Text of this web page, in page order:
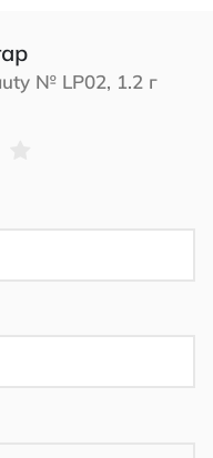
№ LP02, 1.2 г